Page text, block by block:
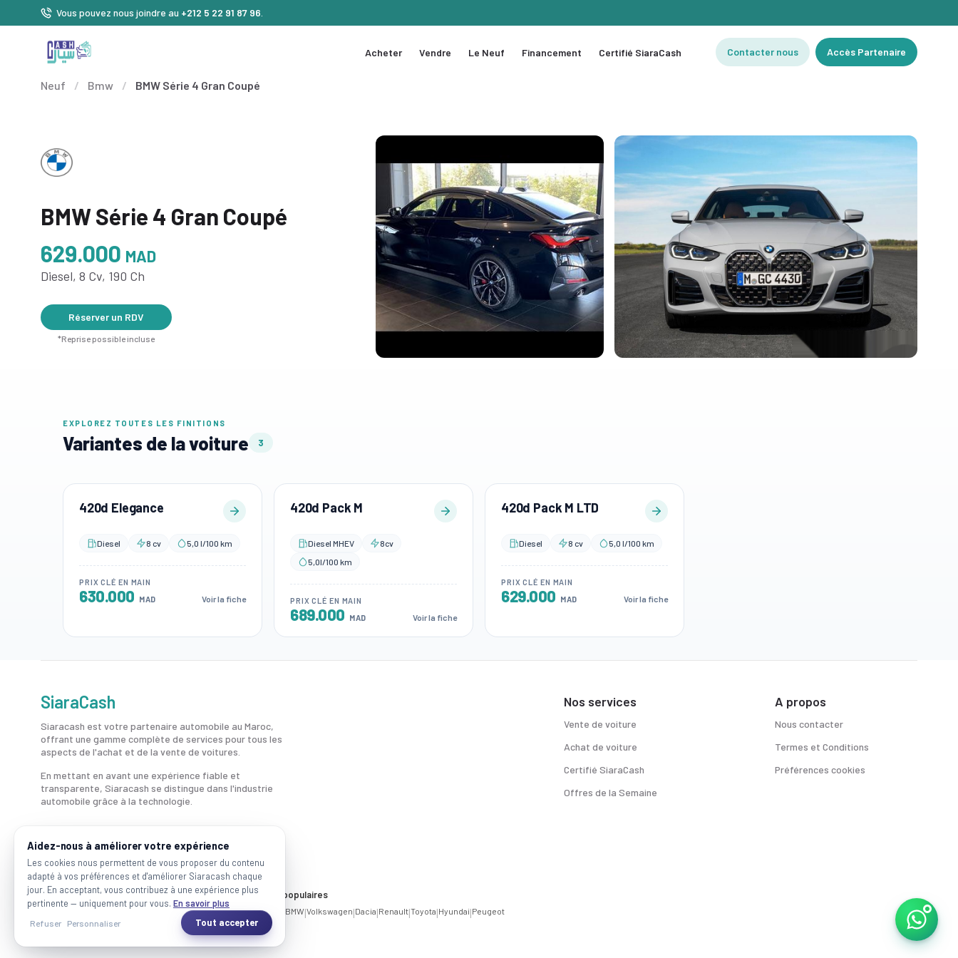
Vous pouvez nous joindre au +212 5 22 91 87 96
Acheter Vendre Le Neuf Financement Certifié SiaraCash Contacter nous Accès Partenaire
Neuf / Bmw / BMW Série 4 Gran Coupé
BMW Série 4 Gran Coupé
629.000 MAD
Diesel, 8 Cv, 190 Ch
Réserver un RDV
*Reprise possible incluse
EXPLOREZ TOUTES LES FINITIONS
Variantes de la voiture 3
420d Elegance
Diesel 8 cv 5,0 l/100 km
PRIX CLÉ EN MAIN
630.000 MAD Voir la fiche
420d Pack M
Diesel MHEV
8cv
5,0l/100 km
PRIX CLÉ EN MAIN
689.000 MAD Voir la fiche
420d Pack M LTD
Diesel 8 cv 5,0 l/100 km
PRIX CLÉ EN MAIN
629.000 MAD Voir la fiche
SiaraCash
Siaracash est votre partenaire automobile au Maroc,
offrant une gamme complète de services pour tous les
aspects de l'achat et de la vente de voitures.
En mettant en avant une expérience fiable et
transparente, Siaracash se distingue dans l'industrie
automobile grâce à la technologie.
Nos services
Vente de voiture
Achat de voiture
Certifié SiaraCash
Offres de la Semaine
A propos
Nous contacter
Termes et Conditions
Préférences cookies
Voitures par ville
Rabat Mohammadia Salé|Témara|Kénitra
Marques populaires
Mercedes BMW|Volkswagen|Dacia|Renault|Toyota|Hyundai|Peugeot
2026 SiaraCash - Tous les droits sont réservés
Aidez-nous à améliorer votre expérience
Les cookies nous permettent de vous proposer du contenu
adapté à vos préférences et d'améliorer Siaracash chaque
jour. En acceptant, vous contribuez à une expérience plus
pertinente — uniquement pour vous. En savoir plus
Refuser Personnaliser Tout accepter